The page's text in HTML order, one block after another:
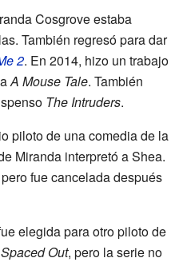
Cosgrove estaba
También regresó para dar
2. En 2014, hizo un trabajo
A Mouse Tale. También
The Intruders.
piloto de una comedia de la
Miranda interpretó a Shea.
fue cancelada después
elegida para otro piloto de
Spaced Out, pero la serie no